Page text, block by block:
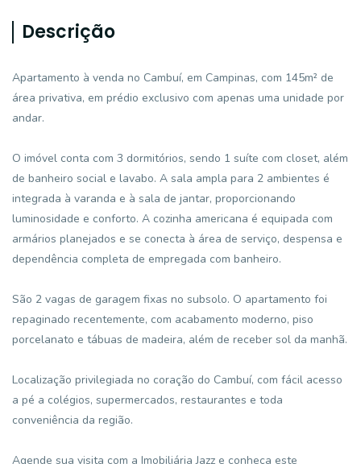
Descrição
Apartamento à venda no Cambuí, em Campinas, com 145m² de
área privativa, em prédio exclusivo com apenas uma unidade por
andar.
O imóvel conta com 3 dormitórios, sendo 1 suíte com closet, além
de banheiro social e lavabo. A sala ampla para 2 ambientes é
integrada à varanda e à sala de jantar, proporcionando
luminosidade e conforto. A cozinha americana é equipada com
armários planejados e se conecta à área de serviço, despensa e
dependência completa de empregada com banheiro.
São 2 vagas de garagem fixas no subsolo. O apartamento foi
repaginado recentemente, com acabamento moderno, piso
porcelanato e tábuas de madeira, além de receber sol da manhã.
Localização privilegiada no coração do Cambuí, com fácil acesso
a pé a colégios, supermercados, restaurantes e toda
conveniência da região.
Agende sua visita com a Imobiliária Jazz e conheça este